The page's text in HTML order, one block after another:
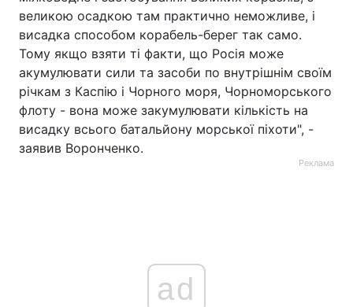
великою осадкою там практично неможливе, і
висадка способом корабель-берег так само.
Тому якщо взяти ті факти, що Росія може
акумулювати сили та засоби по внутрішнім своїм
річкам з Каспію і Чорного моря, Чорноморського
флоту - вона може закумулювати кількість на
висадку всього батальйону морської піхоти", -
заявив Воронченко.
Реклама
ad